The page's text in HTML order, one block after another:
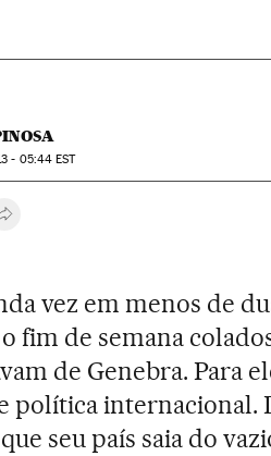
- 05:44 EST
en Facebook
en Twitter
Desplegar Redes Sociales
vez em menos de
fim de semana
de Genebra. Para
política internacional.
seu país saia do